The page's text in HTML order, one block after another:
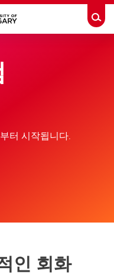
터 시작됩니다.
인 회화